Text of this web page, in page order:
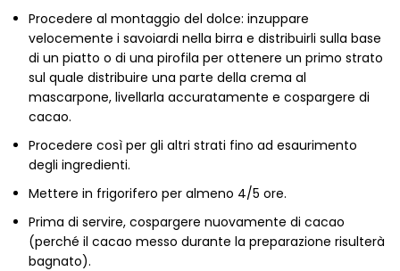
Procedere al montaggio del dolce: inzuppare
velocemente i savoiardi nella birra e distribuirli sulla base
di un piatto o di una pirofila per ottenere un primo strato
sul quale distribuire una parte della crema al
mascarpone, livellarla accuratamente e cospargere di
cacao.
Procedere così per gli altri strati fino ad esaurimento
degli ingredienti.
Mettere in frigorifero per almeno 4/5 ore.
Prima di servire, cospargere nuovamente di cacao
(perché il cacao messo durante la preparazione risulterà
bagnato).